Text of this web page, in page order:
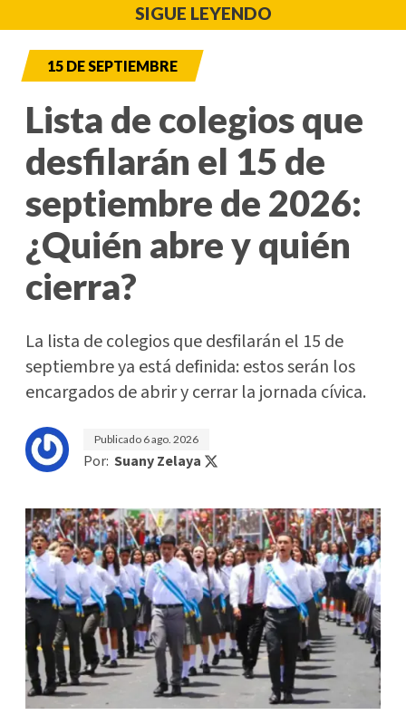
SIGUE LEYENDO
15 DE SEPTIEMBRE
Lista de colegios que
desfilarán el 15 de
septiembre de 2026:
¿Quién abre y quién
cierra?
La lista de colegios que desfilarán el 15 de
septiembre ya está definida: estos serán los
encargados de abrir y cerrar la jornada cívica.
Publicado 6 ago. 2026
Por: Suany Zelaya